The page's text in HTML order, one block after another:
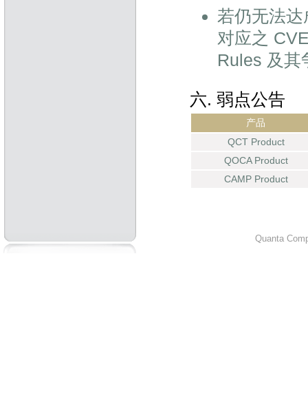
若仍无法
对应之
Rules 及其
六. 弱点公告
产品
QCT Product
QOCA Product
CAMP Product
Quanta